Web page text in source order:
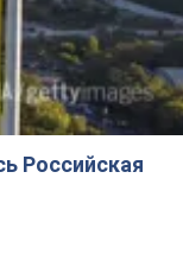
Российская